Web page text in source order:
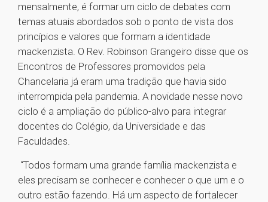
mensalmente, é formar um ciclo de debates com
temas atuais abordados sob o ponto de vista dos
princípios e valores que formam a identidade
mackenzista. O Rev. Robinson Grangeiro disse que os
Encontros de Professores promovidos pela
Chancelaria já eram uma tradição que havia sido
interrompida pela pandemia. A novidade nesse novo
ciclo é a ampliação do público-alvo para integrar
docentes do Colégio, da Universidade e das
Faculdades.
“Todos formam uma grande família mackenzista e
eles precisam se conhecer e conhecer o que um e o
outro estão fazendo. Há um aspecto de fortalecer